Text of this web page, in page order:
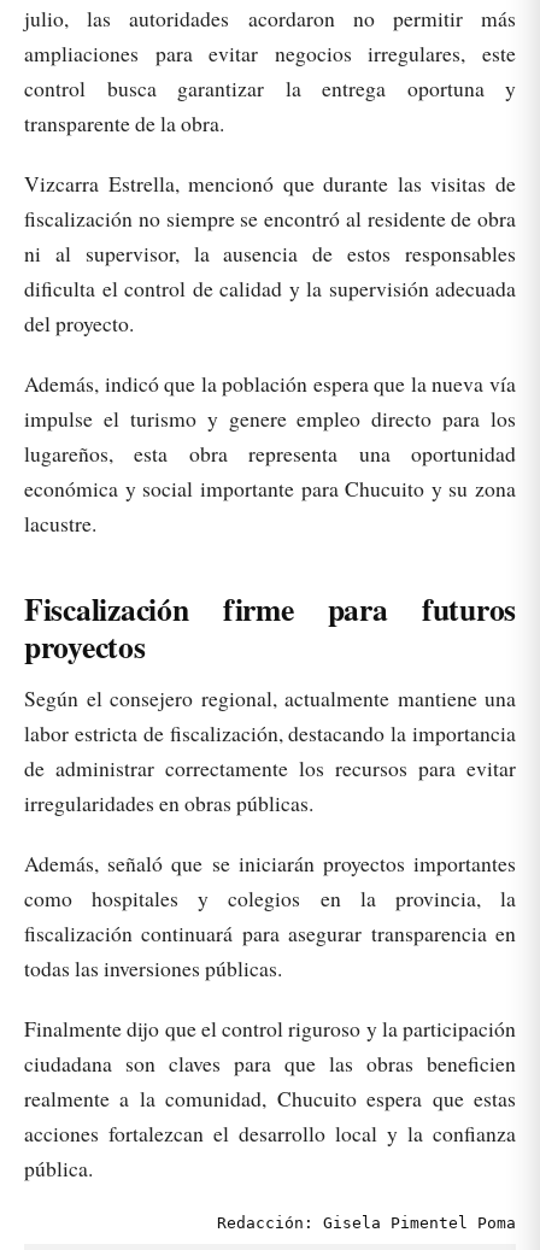
julio, las autoridades acordaron no permitir más
ampliaciones para evitar negocios irregulares, este
control busca garantizar la entrega oportuna y
transparente de la obra.
Vizcarra Estrella, mencionó que durante las visitas de
fiscalización no siempre se encontró al residente de obra
ni al supervisor, la ausencia de estos responsables
dificulta el control de calidad y la supervisión adecuada
del proyecto.
Además, indicó que la población espera que la nueva vía
impulse el turismo y genere empleo directo para los
lugareños, esta obra representa una oportunidad
económica y social importante para Chucuito y su zona
lacustre.
Fiscalización firme para futuros
proyectos
Según el consejero regional, actualmente mantiene una
labor estricta de fiscalización, destacando la importancia
de administrar correctamente los recursos para evitar
irregularidades en obras públicas.
Además, señaló que se iniciarán proyectos importantes
como hospitales y colegios en la provincia, la
fiscalización continuará para asegurar transparencia en
todas las inversiones públicas.
Finalmente dijo que el control riguroso y la participación
ciudadana son claves para que las obras beneficien
realmente a la comunidad, Chucuito espera que estas
acciones fortalezcan el desarrollo local y la confianza
pública.
Redacción: Gisela Pimentel Poma